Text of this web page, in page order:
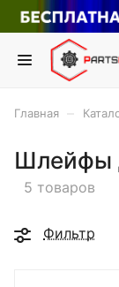
Главная
Шлейфы
5 товаров
Фильтр